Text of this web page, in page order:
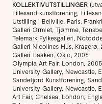
KOLLEKTIVUTSTILLINGER
Lillesand kunstforening,
Utstilling i Bellville, Paris,
Galleri Ormlet, Tjømme,
Telemark Fylkesgalleri,
Galleri Nicolines Hus, Kragerø,
Galleri Haaken, Oslo, 2006
Olympia Art Fair, London, 2005
University Gallery, Newcastle,
Sandefjord Kunstforening,
University Gallery, Newcastle,
Art Fair, Chelsea, London,